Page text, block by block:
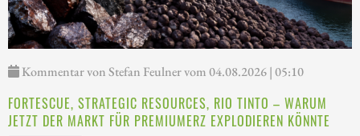
Kommentar von Stefan Feulner vom 04.08.2026 | 05:10
FORTESCUE, STRATEGIC RESOURCES, RIO TINTO – WARUM
JETZT DER MARKT FÜR PREMIUMERZ EXPLODIEREN KÖNNTE